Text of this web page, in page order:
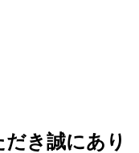
き誠にあり